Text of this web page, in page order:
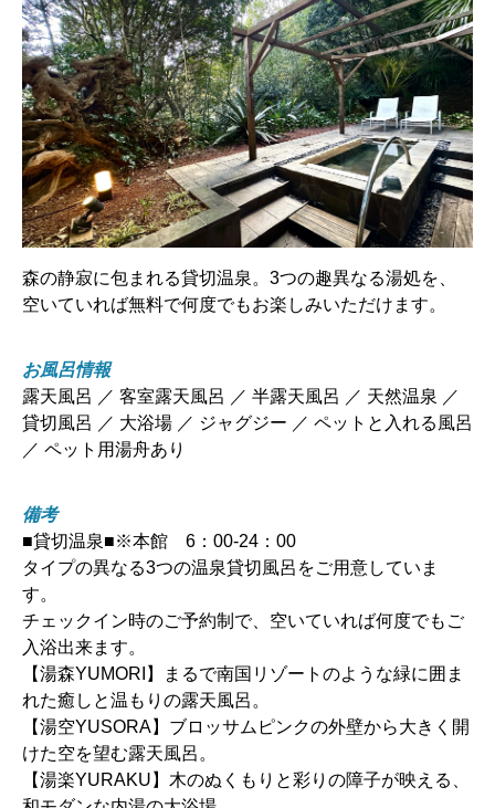
森の静寂に包まれる貸切温泉。3つの趣異なる湯処を、
空いていれば無料で何度でもお楽しみいただけます。
お風呂情報
露天風呂 ／ 客室露天風呂 ／ 半露天風呂 ／ 天然温泉 ／
貸切風呂 ／ 大浴場 ／ ジャグジー ／ ペットと入れる風呂
／ ペット用湯舟あり
備考
■貸切温泉■※本館 6：00-24：00
タイプの異なる3つの温泉貸切風呂をご用意していま
す。
チェックイン時のご予約制で、空いていれば何度でもご
入浴出来ます。
【湯森YUMORI】まるで南国リゾートのような緑に囲ま
れた癒しと温もりの露天風呂。
【湯空YUSORA】ブロッサムピンクの外壁から大きく開
けた空を望む露天風呂。
【湯楽YURAKU】木のぬくもりと彩りの障子が映える、